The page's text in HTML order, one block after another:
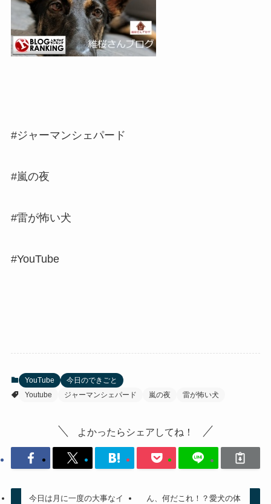
#ジャーマンシェパード
#嵐の夜
#雷が怖い犬
#YouTube
YouTube
今日のできごと
Youtube
ジャーマンシェパード 嵐の夜 雷が怖い犬
よかったらシェアしてね！
今日は月に一度の大事なイ
ん、何だこれ！？愛犬の体